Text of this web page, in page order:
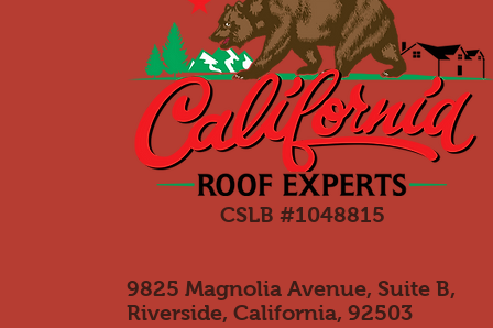
CSLB #1048815
9825 Magnolia Avenue, Suite B,
Riverside, California, 92503